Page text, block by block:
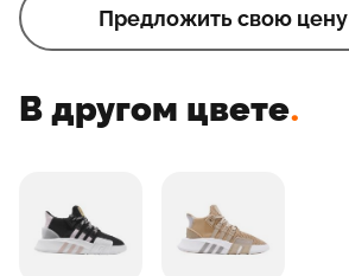
Предложить свою цену
В другом цвете.